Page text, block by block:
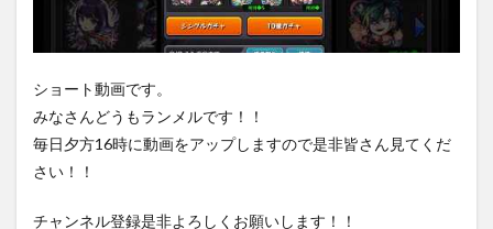
ショート動画です。
みなさんどうもランメルです！！
毎日夕方16時に動画をアップしますので是非皆さん見てくだ
さい！！
チャンネル登録是非よろしくお願いします！！